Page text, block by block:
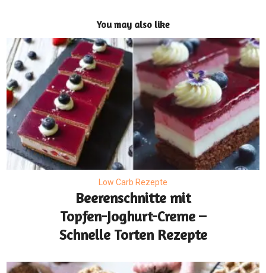
You may also like
Low Carb Rezepte
Beerenschnitte mit
Topfen-Joghurt-Creme –
Schnelle Torten Rezepte